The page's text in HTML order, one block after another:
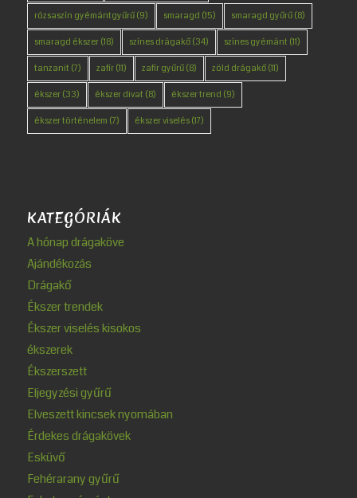
rózsaszín gyémántgyűrű(9) smaragd (15) smaragd gyűrű(8)
smaragd ékszer(18) színes drágakő(34) színes gyémánt (11)
tanzanit (7) zafír(11) zafír gyűrű(8) zöld drágakő(11)
ékszer(33) ékszer divat (8) ékszer trend (9)
ékszer történelem (7) ékszer viselés(17)
KATEGÓRIÁK
A hónap drágaköve
Ajándékozás
Drágakő
Ékszer trendek
Ékszer viselés kisokos
ékszerek
Ékszerszett
Eljegyzési gyűrű
Elveszett kincsek nyomában
Érdekes drágakövek
Esküvő
Fehérarany gyűrű